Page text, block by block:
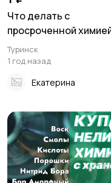
Что делать с
просроченной
Туринск
1 год назад
Екатерина